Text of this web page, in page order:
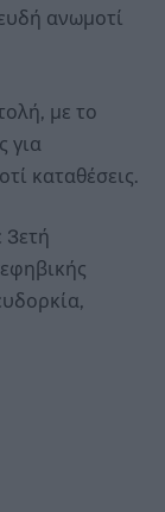
ανωμοτί
με το
για
καταθέσεις.
3ετή